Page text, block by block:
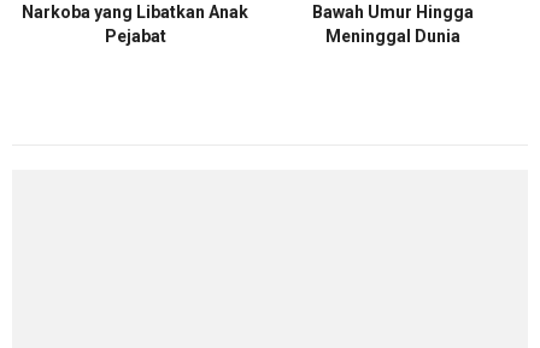
Narkoba yang Libatkan Anak
Pejabat
Bawah Umur Hingga
Meninggal Dunia